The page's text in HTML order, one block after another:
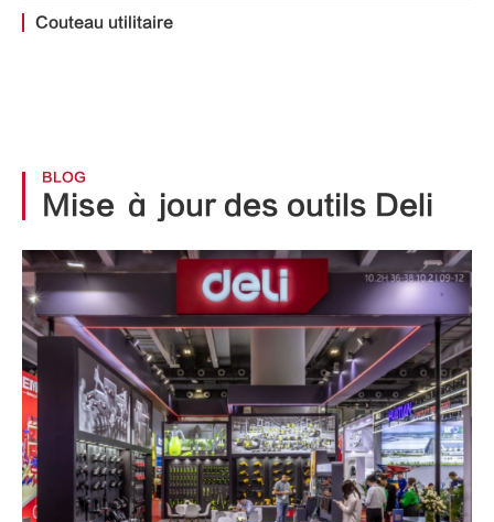
Couteau utilitaire
BLOG
Mise à jour des outils Deli